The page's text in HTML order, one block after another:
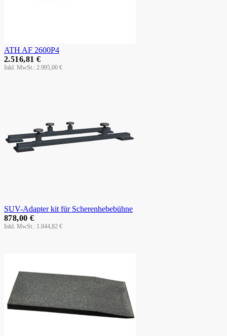
ATH AF 2600P4
2.995,00 €
2.516,81 €
SUV-Adapter kit für Scherenhebebühne
1.044,82 €
878,00 €